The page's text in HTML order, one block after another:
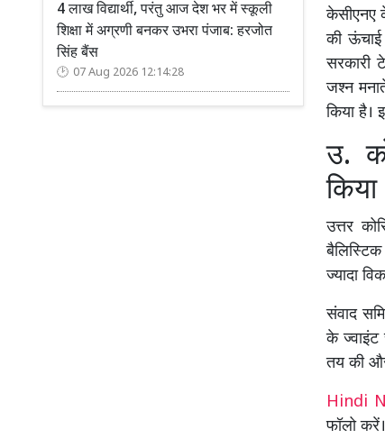
4 लाख विद्यार्थी, परंतु आज देश भर में स्कूली
शिक्षा में अग्रणी बनकर उभरा पंजाब: हरजोत
सिंह बैंस
07 Aug 2026 12:14:28
केसीएनए
की ऊंचाई
सरकारी
जश्न
किया है।
उ.
किया
उत्तर
ज्यादा
संवाद
के
तय की
Hindi
फॉलो करें।